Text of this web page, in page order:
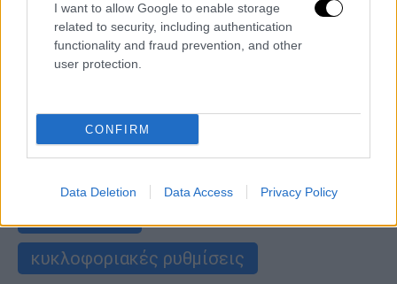
I want to allow Google to enable storage
related to security, including authentication
functionality and fraud prevention, and other
user protection.
CONFIRM
Data Deletion Data Access Privacy Policy
ΑΛΛΑ #TAGS
Παναθηναϊκός
ειδήσεις τώρα
Παύλος Γιαννακόπουλος
κυκλοφοριακές ρυθμίσεις